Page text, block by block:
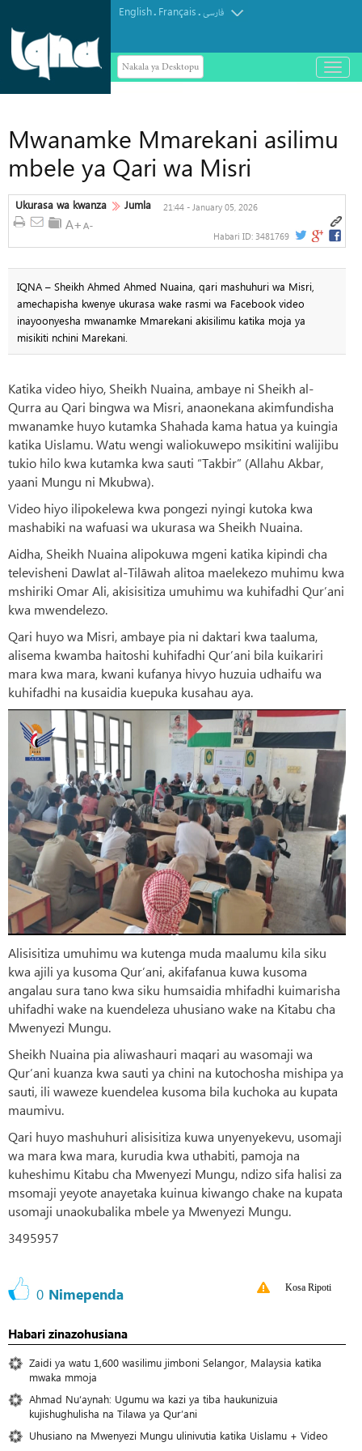
English. Français.فارسی
Nakala ya Desktopu
باز
و
Mwanamke Mmarekani asilimu
mbele ya Qari wa Misri
Ukurasa wa kwanza Jumla 21:44 - January 05, 2026
Habari ID: 3481769
IQNA – Sheikh Ahmed Ahmed Nuaina, qari mashuhuri wa Misri,
amechapisha kwenye ukurasa wake rasmi wa Facebook video
inayoonyesha mwanamke Mmarekani akisilimu katika moja ya
misikiti nchini Marekani.
Katika video hiyo, Sheikh Nuaina, ambaye ni Sheikh al-
Qurra au Qari bingwa wa Misri, anaonekana akimfundisha
mwanamke huyo kutamka Shahada kama hatua ya kuingia
katika Uislamu. Watu wengi waliokuwepo msikitini walijibu
tukio hilo kwa kutamka kwa sauti “Takbir” (Allahu Akbar,
yaani Mungu ni Mkubwa).
Video hiyo ilipokelewa kwa pongezi nyingi kutoka kwa
mashabiki na wafuasi wa ukurasa wa Sheikh Nuaina.
Aidha, Sheikh Nuaina alipokuwa mgeni katika kipindi cha
televisheni Dawlat al-Tilāwah alitoa maelekezo muhimu kwa
mshiriki Omar Ali, akisisitiza umuhimu wa kuhifadhi Qur’ani
kwa mwendelezo.
Qari huyo wa Misri, ambaye pia ni daktari kwa taaluma,
alisema kwamba haitoshi kuhifadhi Qur’ani bila kuikariri
mara kwa mara, kwani kufanya hivyo huzuia udhaifu wa
kuhifadhi na kusaidia kuepuka kusahau aya.
Alisisitiza umuhimu wa kutenga muda maalumu kila siku
kwa ajili ya kusoma Qur’ani, akifafanua kuwa kusoma
angalau sura tano kwa siku humsaidia mhifadhi kuimarisha
uhifadhi wake na kuendeleza uhusiano wake na Kitabu cha
Mwenyezi Mungu.
Sheikh Nuaina pia aliwashauri maqari au wasomaji wa
Qur’ani kuanza kwa sauti ya chini na kutochosha mishipa ya
sauti, ili waweze kuendelea kusoma bila kuchoka au kupata
maumivu.
Qari huyo mashuhuri alisisitiza kuwa unyenyekevu, usomaji
wa mara kwa mara, kurudia kwa uthabiti, pamoja na
kuheshimu Kitabu cha Mwenyezi Mungu, ndizo sifa halisi za
msomaji yeyote anayetaka kuinua kiwango chake na kupata
usomaji unaokubalika mbele ya Mwenyezi Mungu.
3495957
0 Nimependa Kosa Ripoti
Habari zinazohusiana
Zaidi ya watu 1,600 wasilimu jimboni Selangor, Malaysia katika
mwaka mmoja
Ahmad Nu‘aynah: Ugumu wa kazi ya tiba haukunizuia
kujishughulisha na Tilawa ya Qur’ani
Uhusiano na Mwenyezi Mungu ulinivutia katika Uislamu + Video